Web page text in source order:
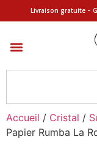
Livraison gratuite –
Accueil / Cristal /
Papier Rumba La